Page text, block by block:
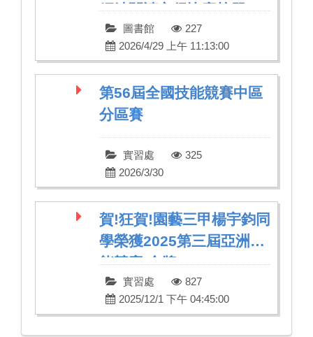
網站閱讀心得比賽榜單
圖書館
227
2026/4/29 上午 11:13:00
第56屆全國技能競賽中區
分區賽
實習處
325
2026/3/30
賀!狂賀!園藝三甲楊宇鈞同
學榮獲2025第三屆亞洲技
能競賽 金牌
實習處
827
2025/12/1 下午 04:45:00